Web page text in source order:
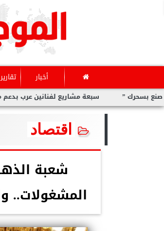
أخبار
سبعة مشاريع لفنانين عرب بدعم من ”
اقتصاد
شعبة
المشغولات..